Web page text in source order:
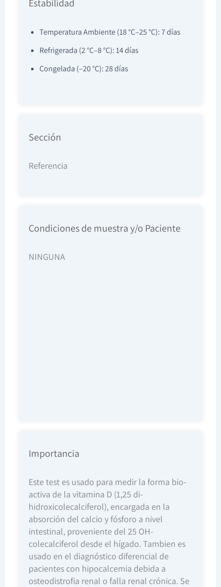
Estabilidad
Temperatura Ambiente (18 °C–25 °C): 7 días
Refrigerada (2 °C–8 °C): 14 días
Congelada (–20 °C): 28 días
Sección
Referencia
Condiciones de muestra y/o Paciente
NINGUNA
Importancia
Este test es usado para medir la forma bio-
activa de la vitamina D (1,25 di-
hidroxicolecalciferol), encargada en la
absorción del calcio y fósforo a nivel
intestinal, proveniente del 25 OH-
colecalciferol desde el hígado. Tambien es
usado en el diagnóstico diferencial de
pacientes con hipocalcemia debida a
osteodistrofia renal o falla renal crónica. Se